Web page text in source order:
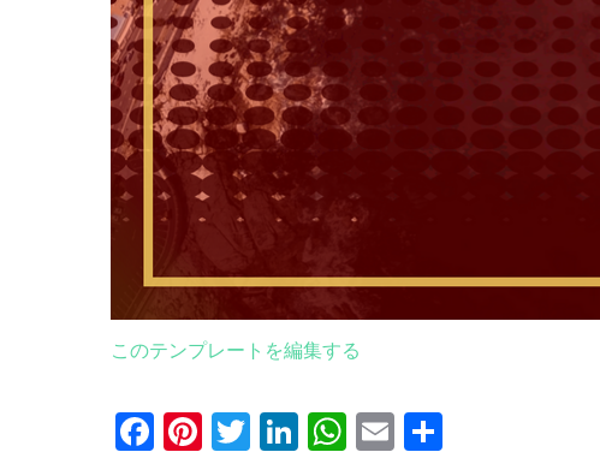
このテンプレートを編集する
Facebook
Pinterest
Twitter
LinkedIn
WhatsApp
Email